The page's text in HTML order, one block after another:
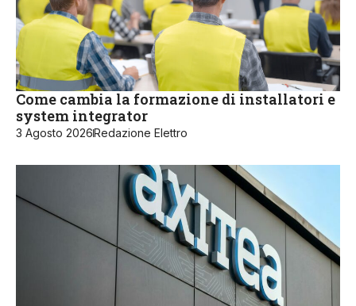
Come cambia la formazione di installatori e
system integrator
3 Agosto 2026 Redazione Elettro